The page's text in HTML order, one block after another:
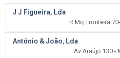
J J Figueira, Lda
R Mq Fronteira
António & João, Lda
Av Araújo 130 -